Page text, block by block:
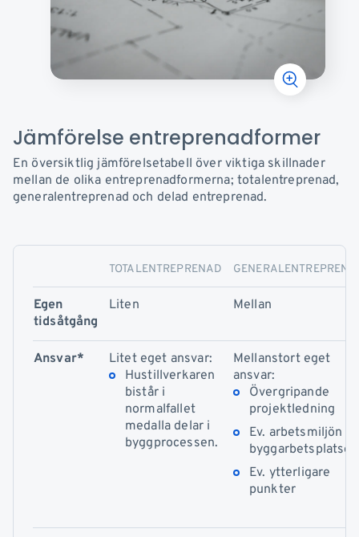
Jämförelse entreprenadformer
En översiktlig jämförelsetabell över viktiga skillnader
mellan de olika entreprenadformerna; totalentreprenad,
generalentreprenad och delad entreprenad.
TOTALENTREPRENAD
Egen
tidsåtgång
Liten Mellan
Ansvar*
Litet eget ansvar:
Hustillverkaren
bistår i
normalfallet
medalla delar i
byggprocessen.
Mellanstort eget
ansvar:
Övergripande
projektledning
Ev. arbetsmiljön
byggarbetsplatsen
Ev. ytterligare
punkter